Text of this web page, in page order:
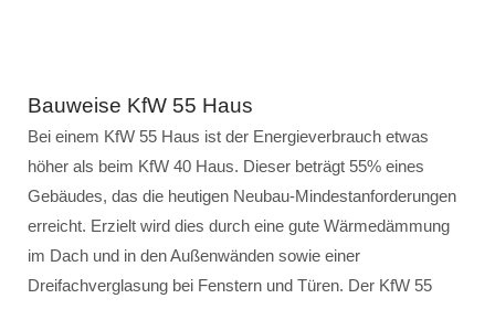
Bauweise KfW 55 Haus
Bei einem KfW 55 Haus ist der Energieverbrauch etwas
höher als beim KfW 40 Haus. Dieser beträgt 55% eines
Gebäudes, das die heutigen Neubau-Mindestanforderungen
erreicht. Erzielt wird dies durch eine gute Wärmedämmung
im Dach und in den Außenwänden sowie einer
Dreifachverglasung bei Fenstern und Türen. Der KfW 55